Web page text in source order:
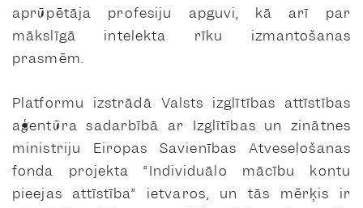
aprūpētāja profesiju apguvi, kā arī par
mākslīgā intelekta rīku izmantošanas
prasmēm.
Platformu izstrādā Valsts izglītības attīstības
aģentūra sadarbībā ar Izglītības un zinātnes
ministriju Eiropas Savienības Atveseļošanas
fonda projekta “Individuālo mācību kontu
pieejas attīstība” ietvaros, un tās mērķis ir